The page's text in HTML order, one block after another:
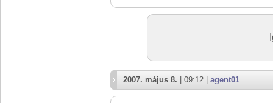
2007. május 8. | 09:12 | agent01